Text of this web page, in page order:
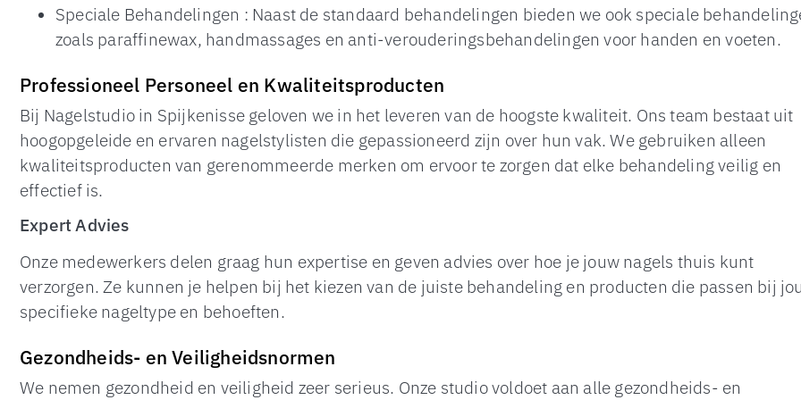
Speciale Behandelingen : Naast de standaard behandelingen bieden we ook speciale
zoals paraffinewax, handmassages en anti-verouderingsbehandelingen voor handen en voeten.
Professioneel Personeel en Kwaliteitsproducten
Bij Nagelstudio in Spijkenisse geloven we in het leveren van de hoogste kwaliteit. Ons team bestaat uit
hoogopgeleide en ervaren nagelstylisten die gepassioneerd zijn over hun vak. We gebruiken alleen
kwaliteitsproducten van gerenommeerde merken om ervoor te zorgen dat elke behandeling veilig en
effectief is.
Expert Advies
Onze medewerkers delen graag hun expertise en geven advies over hoe je jouw nagels thuis kunt
verzorgen. Ze kunnen je helpen bij het kiezen van de juiste behandeling en producten die passen bij
specifieke nageltype en behoeften.
Gezondheids- en Veiligheidsnormen
We nemen gezondheid en veiligheid zeer serieus. Onze studio voldoet aan alle gezondheids- en